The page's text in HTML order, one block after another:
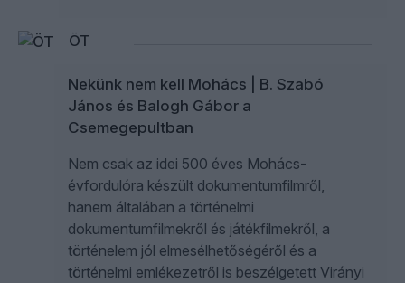
ÖT
Nekünk nem kell Mohács | B. Szabó
János és Balogh Gábor a
Csemegepultban
Nem csak az idei 500 éves Mohács-
évfordulóra készült dokumentumfilmről,
hanem általában a történelmi
dokumentumfilmekről és játékfilmekről, a
történelem jól elmesélhetőségéről és a
történelmi emlékezetről is beszélgetett Virányi